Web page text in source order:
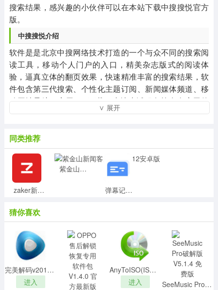
搜索结果，感兴趣的小伙伴可以在本站下载中搜搜悦官方
版。
中搜搜悦介绍
软件是是北京中搜网络技术打造的一个与众不同的搜索阅
读工具，移动个人门户的入口，精美杂志版式的阅读体
验，逼真立体的翻页效果，快速精准丰富的搜索结果，软
件包含第三代搜索、个性化主题订阅、新闻媒体频道、移
动网址导航、应用App下载、本地生活服务等多个应用的
平台，向不同用户提供全面开放的个性化移动互联网体
阅、分享您关注的人和事，软件整合了新闻、网页资讯、
论坛、博客、相关图片、视频等完整知识体系的搜索结
果，让您只需一次搜索就能满足对于关键词信息的查找，
全面引爆知识点，如果您对这个关键词感兴趣，还可以进
行订阅与分享，软件有着个性化的定制和非常高的价值新
如果不喜欢图文新闻还可以试试直播新闻，用直播的方式
看新闻，无论是新闻、行业资讯还是您的兴趣，甚至任意
主题都可个性化定制，从此只看您关心的。
∨ 展开
同类推荐
zaker新闻官方版v8.8.3安卓版
紫金山新闻客户端v4.9.12安卓版
弹幕记忆最新版v5.0.0安卓版
猜你喜欢
完美解码v20191016最新去广告纯净版
进入
AnyToISO(ISO镜像转换工具)v3.9.4 汉化中文版
进入
SeeMusic Pro破解版 V5.1.4 免费版